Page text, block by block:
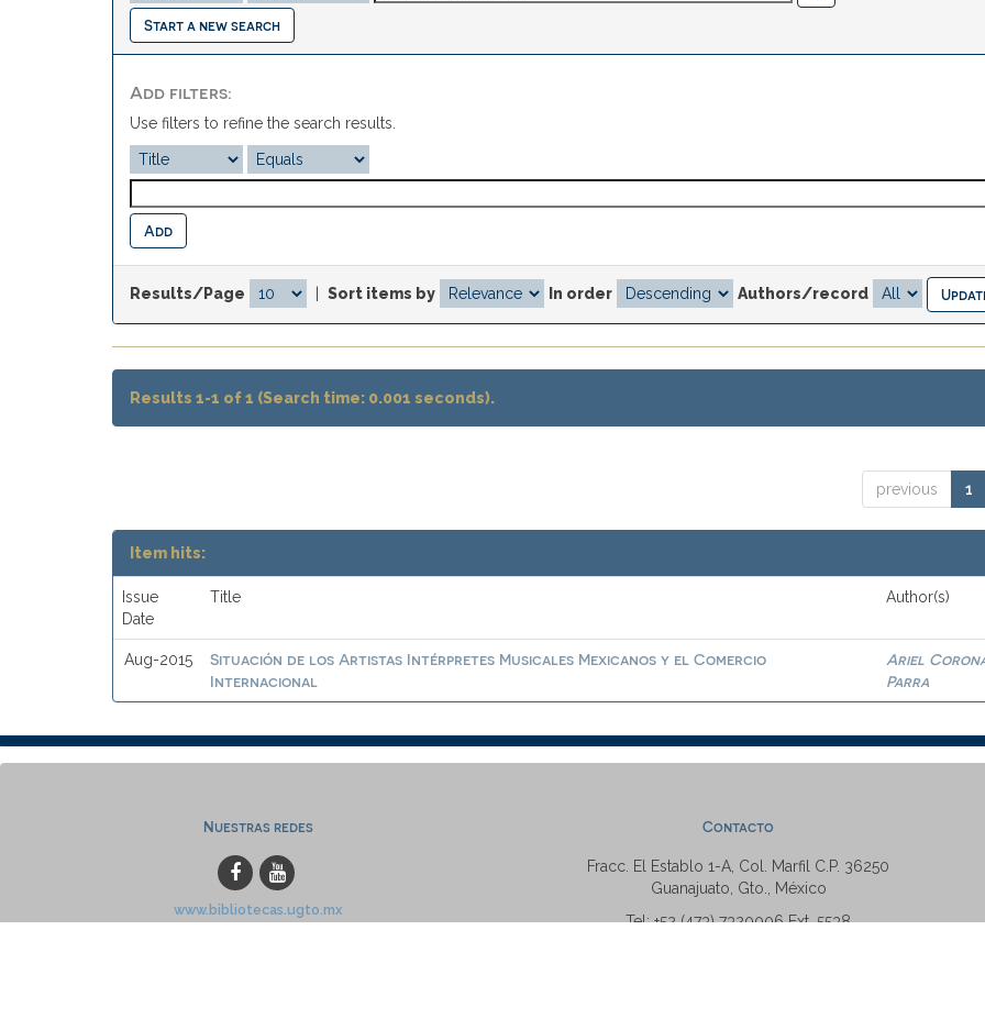
Start a new search
Add filters:
Use filters to refine the search results.
Results/Page Sort items by In order Authors/record
Results 1-1 of 1 (Search time: 0.001 seconds).
previous 1
Item hits:
Issue
Date
Title Author(s)
Aug-2015
Situación de los Artistas Intérpretes Musicales Mexicanos y el Comercio
Internacional
Ariel
Parra
Nuestras redes
www.bibliotecas.ugto.mx
Contacto
Fracc. El Establo 1-A, Col. Marfil C.P. 36250
Guanajuato, Gto., México
Tel: +52 (473) 7320006 Ext. 5538